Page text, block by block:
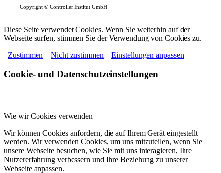
Copyright © Controller Institut GmbH
Diese Seite verwendet Cookies. Wenn Sie weiterhin auf der
Webseite surfen, stimmen Sie der Verwendung von Cookies zu.
Zustimmen
Nicht zustimmen Einstellungen anpassen
Cookie- und Datenschutzeinstellungen
Wie wir Cookies verwenden
Wir können Cookies anfordern, die auf Ihrem Gerät eingestellt
werden. Wir verwenden Cookies, um uns mitzuteilen, wenn Sie
unsere Webseite besuchen, wie Sie mit uns interagieren, Ihre
Nutzererfahrung verbessern und Ihre Beziehung zu unserer
Webseite anpassen.